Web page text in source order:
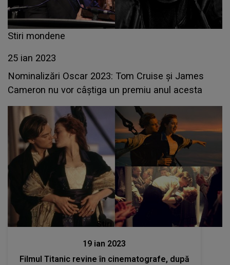
Stiri mondene
25 ian 2023
Nominalizări Oscar 2023: Tom Cruise și James
Cameron nu vor câștiga un premiu anul acesta
Stiri
19 ian 2023
Filmul Titanic revine în cinematografe, după